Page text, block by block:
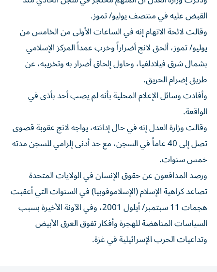
القبض عليه في منتصف يوليو/ ‌تموز.
وقالت لائحة الاتهام إنه في الساعات الأولى من الخامس من
يوليو/ تموز، ألحق لانج أضراراً ⁠وخرب عمداً المركز الإسلامي
بشمال شرق فيلادلفيا، وحاول إلحاق أضرار به وتخريبه، عن
طريق إضرام الحريق.
وأفادت ​وسائل الإعلام ‌المحلية بأنه لم يصب أحد بأذى ‌في
الواقعة.
وقالت وزارة العدل إنه في حال إدانته، يواجه لانج عقوبة قصوى
تصل إلى 40 عاماً في السجن، ‌مع حد أدنى ‌إلزامي للسجن مدته
⁠خمس سنوات.
ورصد المدافعون عن حقوق الإنسان في الولايات المتحدة
تصاعد كراهية الإسلام (الإسلاموفوبيا) في ⁠السنوات التي أعقبت
هجمات 11 سبتمبر/ ​أيلول 2001، وفي الآونة الأخيرة بسبب
السياسات المناهضة للهجرة وأفكار تفوق العرق الأبيض
وتداعيات الحرب ⁠الإسرائيلية في غزة.